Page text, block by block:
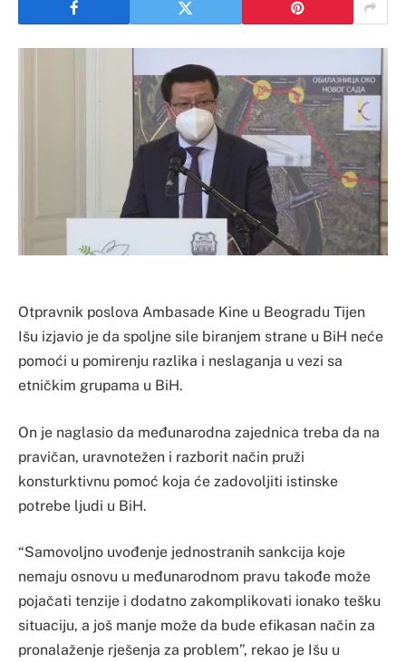
Otpravnik poslova Ambasade Kine u Beogradu Tijen
Išu izjavio je da spoljne sile biranjem strane u BiH neće
pomoći u pomirenju razlika i neslaganja u vezi sa
etničkim grupama u BiH.
On je naglasio da međunarodna zajednica treba da na
pravičan, uravnotežen i razborit način pruži
konsturktivnu pomoć koja će zadovoljiti istinske
potrebe ljudi u BiH.
“Samovoljno uvođenje jednostranih sankcija koje
nemaju osnovu u međunarodnom pravu takođe može
pojačati tenzije i dodatno zakomplikovati ionako tešku
situaciju, a još manje može da bude efikasan način za
pronalaženje rješenja za problem”, rekao je Išu u